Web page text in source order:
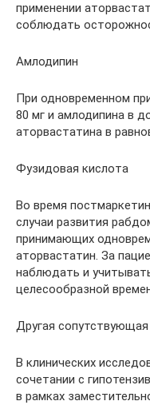
применении
соблюдать
Амлодипин
При одновременном
80 мг и амлодипина в
аторвастатина в
Фузидовая кислота
Во время
случаи развития
принимающих
аторвастатин. За
наблюдать и
целесообразной
Другая сопутствующая
В клинических
сочетании с
в рамках